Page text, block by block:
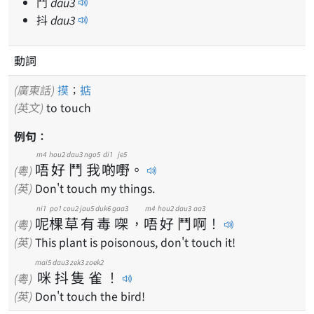
抖dau3
動詞
(廣東話) 摸 ； 掂
(英文) to touch
例句：
(粵) 唔
m4
好
hou2
鬥
dau3
我
ngo5
啲
di1
嘢
je5
。
(英) Don't touch my things.
(粵) 呢
ni1
棵
po1
草
cou2
有
jau5
毒
duk6
㗎
gaa3
， 唔
m4
好
hou2
鬥
dau3
啊
aa3
！
(英) This plant is poisonous, don't touch it!
(粵) 咪
mai5
抖
dau3
隻
zek3
雀
zoek2
！
(英) Don't touch the bird!